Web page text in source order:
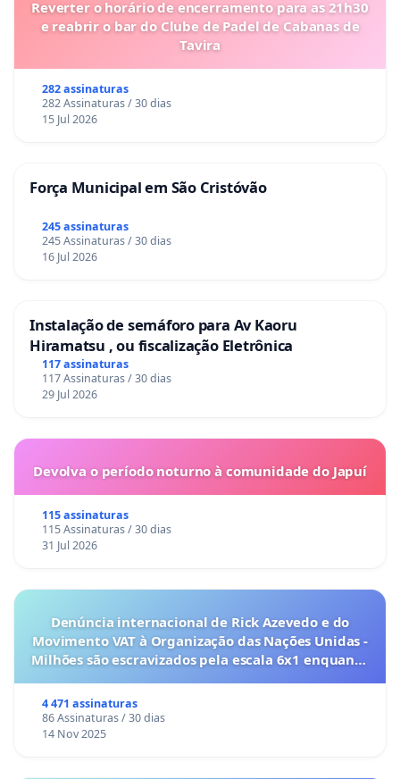
Reverter o horário de encerramento para as 21h30
e reabrir o bar do Clube de Padel de Cabanas de
Tavira
282 assinaturas
282 Assinaturas / 30 dias
15 Jul 2026
Força Municipal em São Cristóvão
245 assinaturas
245 Assinaturas / 30 dias
16 Jul 2026
Instalação de semáforo para Av Kaoru
Hiramatsu , ou fiscalização Eletrônica
117 assinaturas
117 Assinaturas / 30 dias
29 Jul 2026
Devolva o período noturno à comunidade do Japuí
115 assinaturas
115 Assinaturas / 30 dias
31 Jul 2026
Denúncia internacional de Rick Azevedo e do
Movimento VAT à Organização das Nações Unidas -
Milhões são escravizados pela escala 6x1 enquanto
4 471 assinaturas
86 Assinaturas / 30 dias
14 Nov 2025